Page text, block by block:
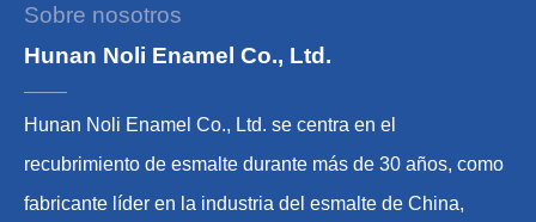
Sobre nosotros
Hunan Noli Enamel Co., Ltd.
Hunan Noli Enamel Co., Ltd. se centra en el
recubrimiento de esmalte durante más de 30 años, como
fabricante líder en la industria del esmalte de China,